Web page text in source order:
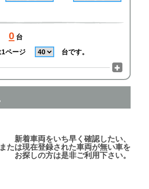
0 台
ページ
台です。
新着車両をいち早く確認したい、
または現在登録された車両が無い車を
お探しの方は是非ご利用下さい。